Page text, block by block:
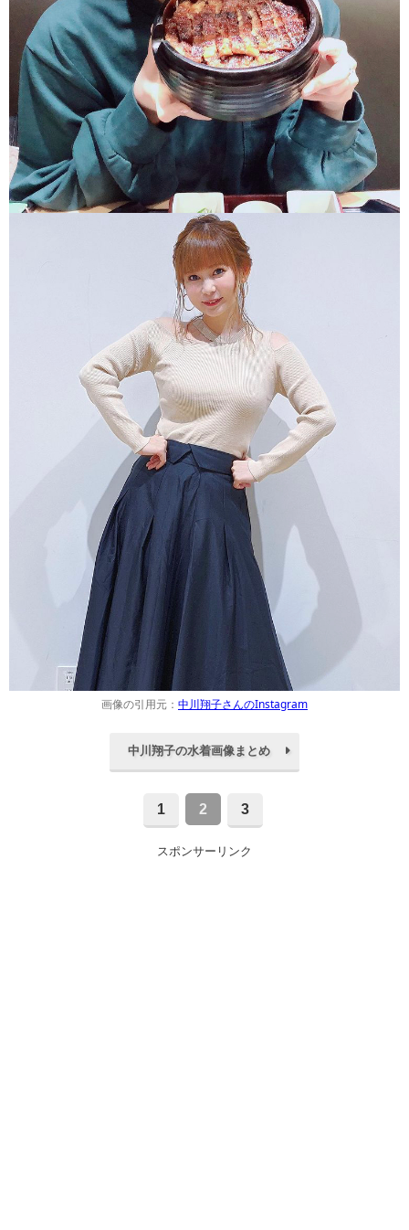
画像の引用元： 中川翔子さんのInstagram
中川翔子の水着画像まとめ
1 2 3
スポンサーリンク